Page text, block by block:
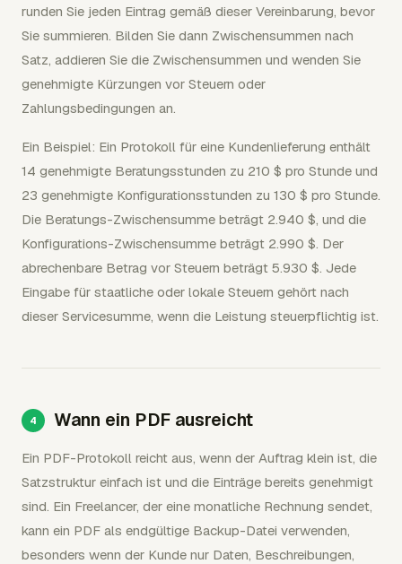
runden Sie jeden Eintrag gemäß dieser Vereinbarung, bevor
Sie summieren. Bilden Sie dann Zwischensummen nach
Satz, addieren Sie die Zwischensummen und wenden Sie
genehmigte Kürzungen vor Steuern oder
Zahlungsbedingungen an.
Ein Beispiel: Ein Protokoll für eine Kundenlieferung enthält
14 genehmigte Beratungsstunden zu 210 $ pro Stunde und
23 genehmigte Konfigurationsstunden zu 130 $ pro Stunde.
Die Beratungs-Zwischensumme beträgt 2.940 $, und die
Konfigurations-Zwischensumme beträgt 2.990 $. Der
abrechenbare Betrag vor Steuern beträgt 5.930 $. Jede
Eingabe für staatliche oder lokale Steuern gehört nach
dieser Servicesumme, wenn die Leistung steuerpflichtig ist.
Wann ein PDF ausreicht
Ein PDF-Protokoll reicht aus, wenn der Auftrag klein ist, die
Satzstruktur einfach ist und die Einträge bereits genehmigt
sind. Ein Freelancer, der eine monatliche Rechnung sendet,
kann ein PDF als endgültige Backup-Datei verwenden,
besonders wenn der Kunde nur Daten, Beschreibungen,